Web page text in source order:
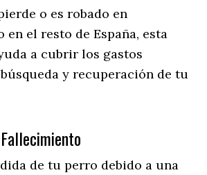
o es robado en
en el resto de España, esta
a cubrir los gastos
y recuperación de tu
de tu perro debido a una